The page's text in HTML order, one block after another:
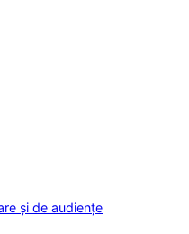
și de audiențe